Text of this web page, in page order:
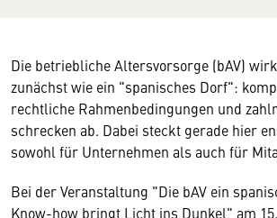
Die betriebliche Altersvorsorge (bAV)
zunächst wie ein "spanisches Dorf":
rechtliche Rahmenbedingungen und
schrecken ab. Dabei steckt gerade hier
sowohl für Unternehmen als auch für
Bei der Veranstaltung "Die bAV ein
Know-how bringt Licht ins Dunkel" am